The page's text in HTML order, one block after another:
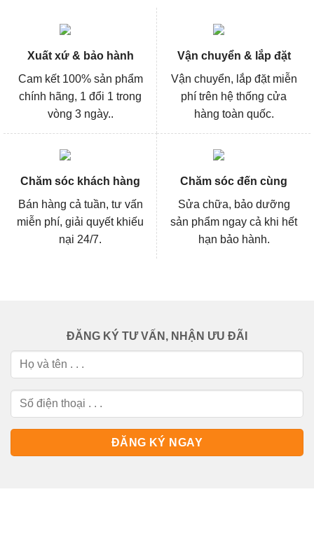
Xuất xứ & bảo hành
Cam kết 100% sản phẩm
chính hãng, 1 đổi 1 trong
vòng 3 ngày..
Vận chuyển & lắp đặt
Vận chuyển, lắp đặt miễn
phí trên hệ thống cửa
hàng toàn quốc.
Chăm sóc khách hàng
Bán hàng cả tuần, tư vấn
miễn phí, giải quyết khiếu
nại 24/7.
Chăm sóc đến cùng
Sửa chữa, bảo dưỡng
sản phẩm ngay cả khi hết
hạn bảo hành.
ĐĂNG KÝ TƯ VẤN, NHẬN ƯU ĐÃI